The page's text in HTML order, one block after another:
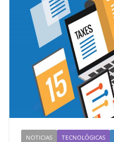
NOTICIAS TECNOLÓGICAS